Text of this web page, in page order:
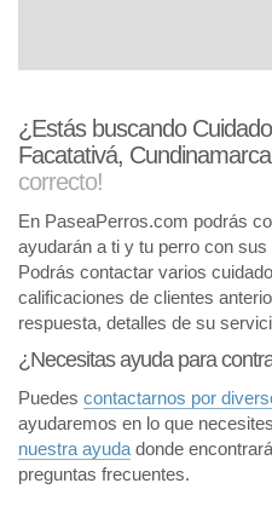
¿Estás buscando
Facatativá,
correcto!
En PaseaPerros.com podrás
ayudarán a ti y tu perro con
Podrás contactar varios
calificaciones de clientes
respuesta, detalles de su
¿Necesitas ayuda para
Puedes contactarnos por
ayudaremos en lo que
nuestra ayuda donde
preguntas frecuentes.